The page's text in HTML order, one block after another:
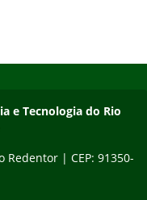
e Tecnologia do Rio
Redentor | CEP: 91350-